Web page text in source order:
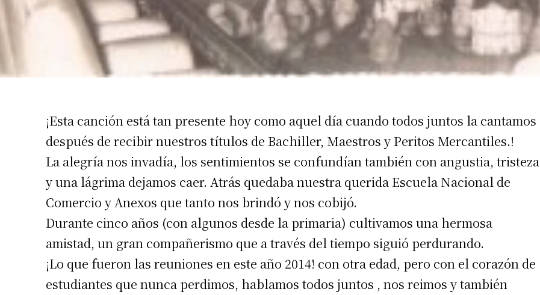
Suscribirme gratis
Dirección de correo electrónico*
Nombre
Apellidos
Número de teléfono
¡Esta canción está tan presente hoy como aquel día cuando todos juntos la cantamos
después de recibir nuestros títulos de Bachiller, Maestros y Peritos Mercantiles.!
La alegría nos invadía, los sentimientos se confundían también con angustia, tristeza
y una lágrima dejamos caer. Atrás quedaba nuestra querida Escuela Nacional de
Comercio y Anexos que tanto nos brindó y nos cobijó.
Durante cinco años (con algunos desde la primaria) cultivamos una hermosa
amistad, un gran compañerismo que a través del tiempo siguió perdurando.
¡Lo que fueron las reuniones en este año 2014! con otra edad, pero con el corazón de
estudiantes que nunca perdimos, hablamos todos juntos , nos reimos y también